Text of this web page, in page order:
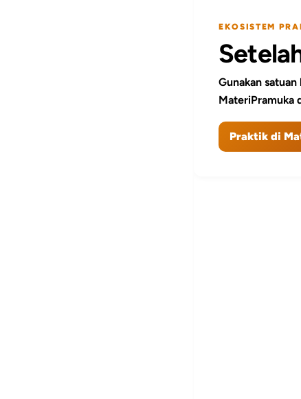
EKOSISTEM
Gunakan
MateriPramuka
Praktik di